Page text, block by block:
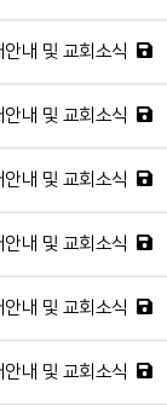
내 및 교회소식
내 및 교회소식
내 및 교회소식
내 및 교회소식
내 및 교회소식
내 및 교회소식